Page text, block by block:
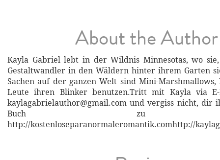
About the Author
Kayla Gabriel lebt in der Wildnis Minnesotas, wo
Gestaltwandler in den Wäldern hinter ihrem Garten
Sachen auf der ganzen Welt sind Mini-
Leute ihren Blinker benutzen.Tritt mit Kayla via
kaylagabrielauthor@gmail.com und vergiss nicht, dir
Buch zu
http://kostenloseparanormaleromantik.comhttp://